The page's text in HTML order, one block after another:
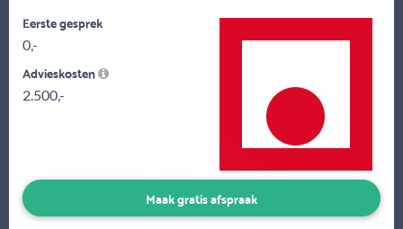
Eerste gesprek
0,-
Advieskosten
2.500,-
Maak gratis afspraak